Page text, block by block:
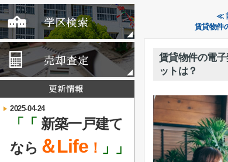
≪
賃貸物件
賃貸物件の電
ットは？
2025-04-24
「「 新築一戸建て
なら ＆Life！ 」」